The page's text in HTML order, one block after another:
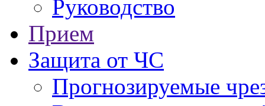
Руководство
Прием
Защита от ЧС
Прогнозируемые